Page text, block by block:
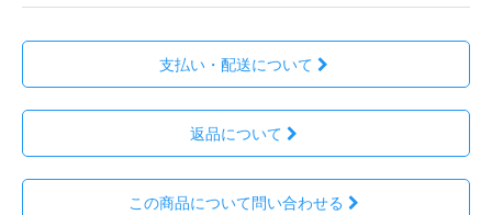
支払い・配送について
返品について
この商品について問い合わせる